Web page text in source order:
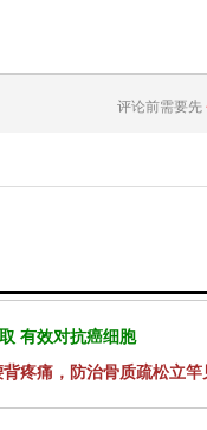
评论前需要先
有效对抗癌细胞
疼痛，防治骨质疏松立竿